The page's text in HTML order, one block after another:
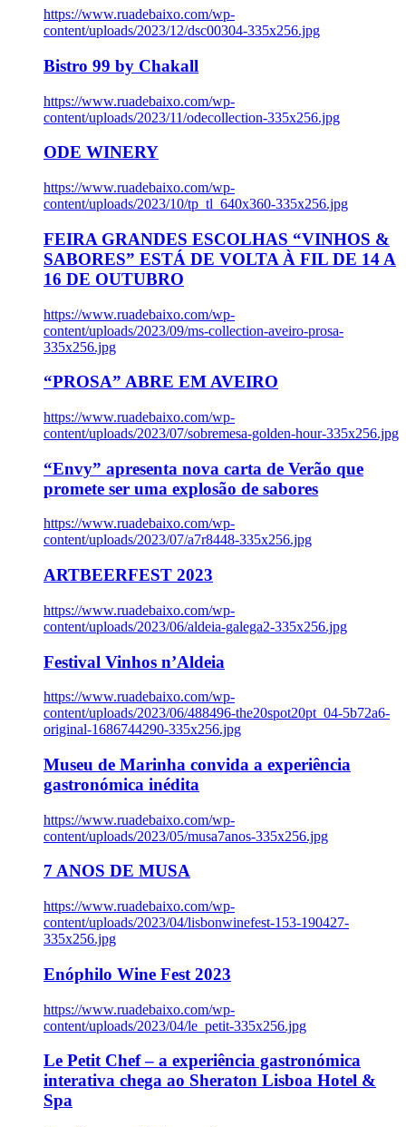
https://www.ruadebaixo.com/wp-
content/uploads/2023/12/dsc00304-335x256.jpg
Bistro 99 by Chakall
https://www.ruadebaixo.com/wp-
content/uploads/2023/11/odecollection-335x256.jpg
ODE WINERY
https://www.ruadebaixo.com/wp-
content/uploads/2023/10/tp_tl_640x360-335x256.jpg
FEIRA GRANDES ESCOLHAS “VINHOS &
SABORES” ESTÁ DE VOLTA À FIL DE 14 A
16 DE OUTUBRO
https://www.ruadebaixo.com/wp-
content/uploads/2023/09/ms-collection-aveiro-prosa-
335x256.jpg
“PROSA” ABRE EM AVEIRO
https://www.ruadebaixo.com/wp-
content/uploads/2023/07/sobremesa-golden-hour-335x256.jpg
“Envy” apresenta nova carta de Verão que
promete ser uma explosão de sabores
https://www.ruadebaixo.com/wp-
content/uploads/2023/07/a7r8448-335x256.jpg
ARTBEERFEST 2023
https://www.ruadebaixo.com/wp-
content/uploads/2023/06/aldeia-galega2-335x256.jpg
Festival Vinhos n’Aldeia
https://www.ruadebaixo.com/wp-
content/uploads/2023/06/488496-the20spot20pt_04-5b72a6-
original-1686744290-335x256.jpg
Museu de Marinha convida a experiência
gastronómica inédita
https://www.ruadebaixo.com/wp-
content/uploads/2023/05/musa7anos-335x256.jpg
7 ANOS DE MUSA
https://www.ruadebaixo.com/wp-
content/uploads/2023/04/lisbonwinefest-153-190427-
335x256.jpg
Enóphilo Wine Fest 2023
https://www.ruadebaixo.com/wp-
content/uploads/2023/04/le_petit-335x256.jpg
Le Petit Chef – a experiência gastronómica
interativa chega ao Sheraton Lisboa Hotel &
Spa